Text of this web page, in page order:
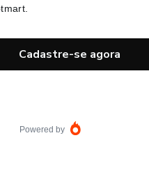
Cadastre-se agora
Powered by